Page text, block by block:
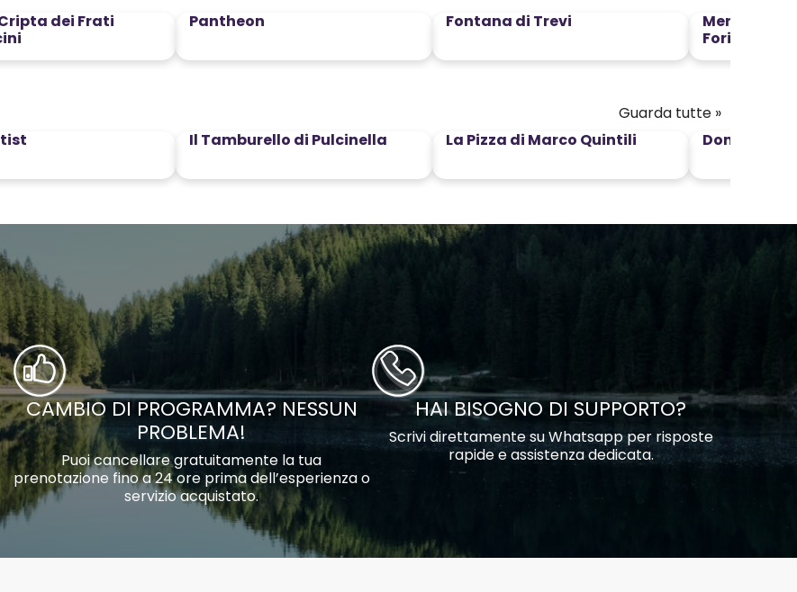
dei Frati
Pantheon Fontana di Trevi
Mercati di
Fori
Guarda tutte »
Il Tamburello di Pulcinella La Pizza di Marco Quintili Domus Vini
CAMBIO DI PROGRAMMA? NESSUN
PROBLEMA!
Puoi cancellare gratuitamente la tua
prenotazione fino a 24 ore prima dell’esperienza o
servizio acquistato.
HAI BISOGNO DI SUPPORTO?
Scrivi direttamente su Whatsapp per risposte
rapide e assistenza dedicata.